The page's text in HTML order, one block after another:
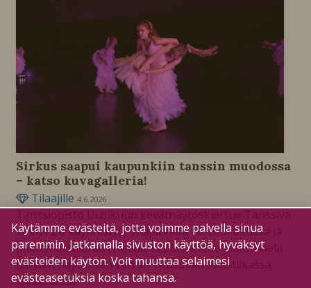
Sirkus saapui kaupunkiin tanssin muodossa
– katso kuvagalleria!
Tilaajille 4.6.2026
sirkus 2.0 käynnistyi Pyhäjärveltä 18. toukokuuta ja
päättyi tältä erää Nivalaan 22.5. Kiertue jatkuu vielä
kahden näytöksen verran Ylivieskan akustiikassa
lokakuussa.
Käytämme evästeitä, jotta voimme palvella sinua
paremmin. Jatkamalla sivuston käyttöä, hyväksyt
evästeiden käytön. Voit muuttaa selaimesi
evästeasetuksia koska tahansa.